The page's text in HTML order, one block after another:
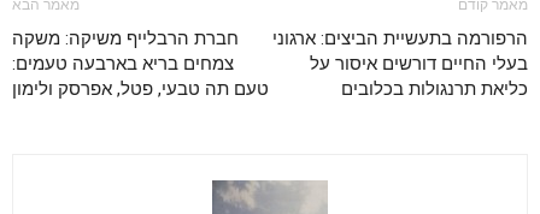
מאמר קודם
הרפורמה בתעשיית הביצים: ארגוני
בעלי החיים דורשים איסור על
כליאת תרנגולות בכלובים
מאמר הבא
חברת הרבלייף משיקה: משקה
צמחים בריא בארבעה טעמים:
טעם תה טבעי, פטל, אפרסק ולימון